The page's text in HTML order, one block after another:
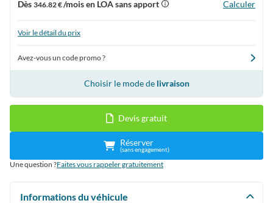
Dès 346.82 €/mois en LOA sans apport Calculer
Voir le détail du prix
Avez-vous un code promo ?
Choisir le mode de livraison
Devis gratuit
Réserver
(sans engagement)
Une question ?Faites vous rappeler gratuitement
Informations du véhicule